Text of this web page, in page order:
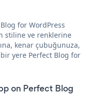
for WordPress
stiline ve renklerine
kenar çubuğunuza,
yere Perfect Blog for
on Perfect Blog